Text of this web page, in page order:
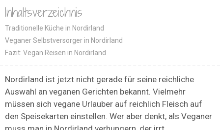
Inhaltsverzeichnis
Traditionelle Küche in Nordirland
Veganer Selbstversorger in Nordirland
Fazit: Vegan Reisen in Nordirland
Nordirland ist jetzt nicht gerade für seine reichliche
Auswahl an veganen Gerichten bekannt. Vielmehr
müssen sich vegane Urlauber auf reichlich Fleisch auf
den Speisekarten einstellen. Wer aber denkt, als Veganer